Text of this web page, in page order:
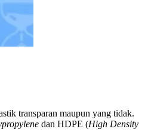
transparan maupun yang tidak.
dan HDPE (High Density